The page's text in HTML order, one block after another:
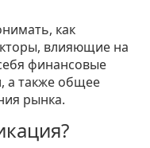
как
влияющие на
финансовые
а также общее
рынка.